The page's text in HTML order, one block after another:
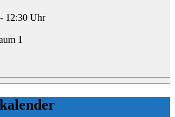
12:30 Uhr
1